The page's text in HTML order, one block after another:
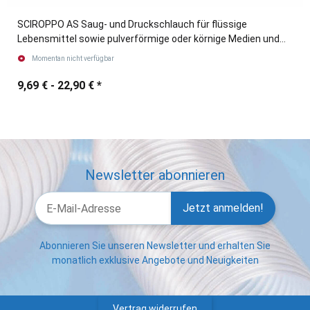
SCIROPPO AS Saug- und Druckschlauch für flüssige
Lebensmittel sowie pulverförmige oder körnige Medien und
Holz-Pellets
Momentan nicht verfügbar
9,69 € - 22,90 € *
Newsletter abonnieren
Jetzt anmelden!
Abonnieren Sie unseren Newsletter und erhalten Sie
monatlich exklusive Angebote und Neuigkeiten